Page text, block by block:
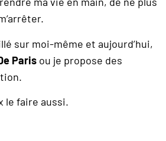
sur moi-même et aujourd’hui,
Paris ou je propose des
le faire aussi.